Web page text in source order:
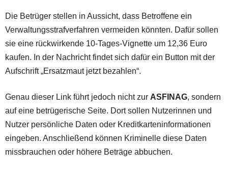
Die Betrüger stellen in Aussicht, dass Betroffene ein
Verwaltungsstrafverfahren vermeiden könnten. Dafür sollen
sie eine rückwirkende 10-Tages-Vignette um 12,36 Euro
kaufen. In der Nachricht findet sich dafür ein Button mit der
Aufschrift „Ersatzmaut jetzt bezahlen“.
Genau dieser Link führt jedoch nicht zur ASFINAG, sondern
auf eine betrügerische Seite. Dort sollen Nutzerinnen und
Nutzer persönliche Daten oder Kreditkarteninformationen
eingeben. Anschließend können Kriminelle diese Daten
missbrauchen oder höhere Beträge abbuchen.